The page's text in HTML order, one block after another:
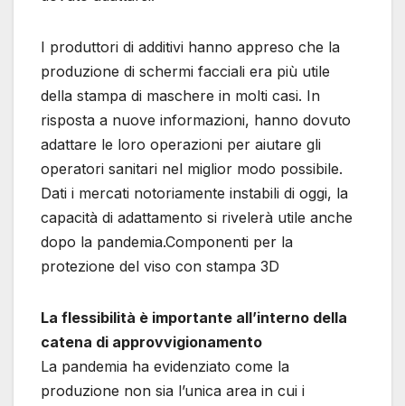
I produttori di additivi hanno appreso che la
produzione di schermi facciali era più utile
della stampa di maschere in molti casi. In
risposta a nuove informazioni, hanno dovuto
adattare le loro operazioni per aiutare gli
operatori sanitari nel miglior modo possibile.
Dati i mercati notoriamente instabili di oggi, la
capacità di adattamento si rivelerà utile anche
dopo la pandemia.Componenti per la
protezione del viso con stampa 3D
La flessibilità è importante all’interno della
catena di approvvigionamento
La pandemia ha evidenziato come la
produzione non sia l’unica area in cui i